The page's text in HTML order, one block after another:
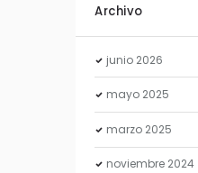
Archivo
junio 2026
mayo 2025
marzo 2025
noviembre 2024